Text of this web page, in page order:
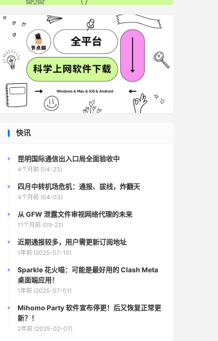
快讯
昆明国际通信出入口局全面验收中
4个月前 (04-23)
四月中转机场危机：通报、拔线，炸翻天
4个月前 (04-03)
从 GFW 泄露文件审视网络代理的未来
11个月前 (09-22)
近期通报较多，用户需更新订阅地址
1年前 (2025-07-10)
Sparkle 花火喵：可能是最好用的 Clash Meta
桌面端应用！
1年前 (2025-07-01)
Mihomo Party 软件宣布停更！后又恢复正常更
新？！
2年前 (2025-02-07)